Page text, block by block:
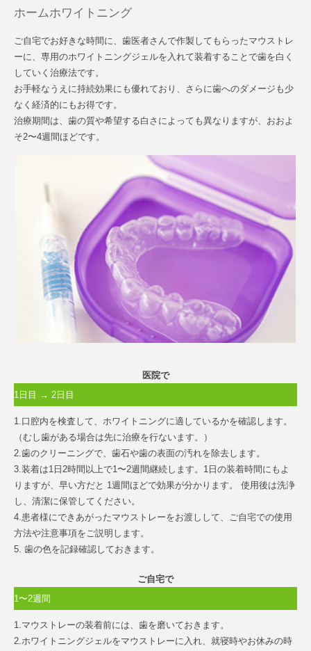
ホームホワイトニング
ご自宅でお好きな時間に、歯医者さんで作製してもらったマウストレ
ーに、専用のホワイトニングジェルを入れて装着することで歯を白く
していく治療法です。
お手軽なうえに持続効果にも優れており、さらに歯へのダメージも少
なく経済的にもお得です。
治療期間は、歯の質や希望する白さによっても異なりますが、おおよ
そ2〜4週間ほどです。
医院で
1日目 → 2日目
1.口腔内を検査して、ホワイトニングに適しているかを確認します。
（むし歯がある場合は先に治療を行ないます。）
2.歯のクリーニングで、歯石や歯の表面の汚れを除去します。
3.装着は1日2時間以上で1〜2週間継続します。1日の装着時間にもよ
りますが、早い方だと 1週間ほどで効果が分かります。 使用後は洗浄
し、清潔に保管してください。
4.患者様にできあがったマウストレーをお渡しして、ご自宅での使用
方法や注意事項をご説明します。
5. 歯の色を記録確認しておきます。
ご自宅で
1〜2週間
1.マウストレーの装着前には、歯を磨いておきます。
2.ホワイトニングジェルをマウストレーに入れ、就寝時やお休みの時